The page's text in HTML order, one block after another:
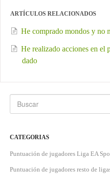
ARTÍCULOS RELACIONADOS
He comprado mondos y no
He realizado acciones en el
dado
CATEGORIAS
Puntuación de jugadores Liga EA
Puntuación de jugadores resto de